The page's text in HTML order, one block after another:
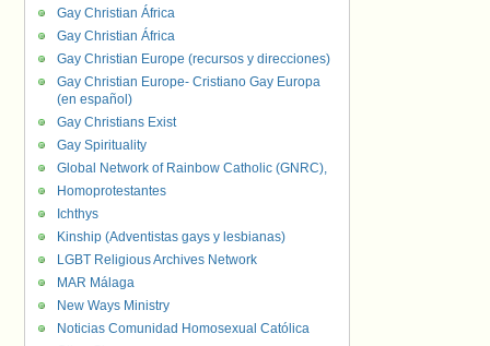
Gay Christian África
Gay Christian África
Gay Christian Europe (recursos y direcciones)
Gay Christian Europe- Cristiano Gay Europa
(en español)
Gay Christians Exist
Gay Spirituality
Global Network of Rainbow Catholic (GNRC),
Homoprotestantes
Ichthys
Kinship (Adventistas gays y lesbianas)
LGBT Religious Archives Network
MAR Málaga
New Ways Ministry
Noticias Comunidad Homosexual Católica